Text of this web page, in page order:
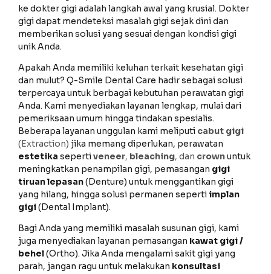
ke dokter gigi adalah langkah awal yang krusial. Dokter
gigi dapat mendeteksi masalah gigi sejak dini dan
memberikan solusi yang sesuai dengan kondisi gigi
unik Anda.
Apakah Anda memiliki keluhan terkait kesehatan gigi
dan mulut? Q-Smile Dental Care hadir sebagai solusi
terpercaya untuk berbagai kebutuhan perawatan gigi
Anda. Kami menyediakan layanan lengkap, mulai dari
pemeriksaan umum hingga tindakan spesialis.
Beberapa layanan unggulan kami meliputi cabut gigi
(Extraction) jika memang diperlukan, perawatan
estetika sepertiveneer, bleaching, dan crownuntuk
meningkatkan penampilan gigi, pemasangan gigi
tiruan lepasan(Denture) untuk menggantikan gigi
yang hilang, hingga solusi permanen seperti implan
gigi(Dental Implant).
Bagi Anda yang memiliki masalah susunan gigi, kami
juga menyediakan layanan pemasangan kawat gigi /
behel(Ortho). Jika Anda mengalami sakit gigi yang
parah, jangan ragu untuk melakukan konsultasi